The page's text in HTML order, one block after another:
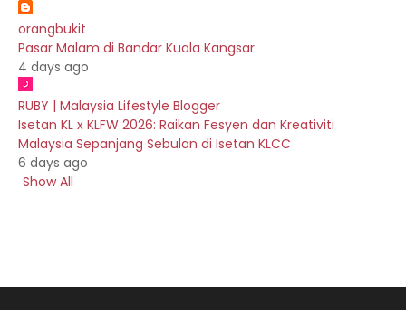
orangbukit
Pasar Malam di Bandar Kuala Kangsar
4 days ago
RUBY | Malaysia Lifestyle Blogger
Isetan KL x KLFW 2026: Raikan Fesyen dan Kreativiti
Malaysia Sepanjang Sebulan di Isetan KLCC
6 days ago
Show All